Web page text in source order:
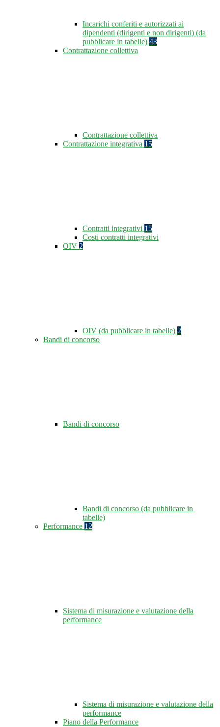
Incarichi conferiti e autorizzati ai
dipendenti (dirigenti e non dirigenti) (da
pubblicare in tabelle) 43
Contrattazione collettiva
Contrattazione collettiva
Contrattazione integrativa 15
Contratti integrativi 15
Costi contratti integrativi
OIV 2
OIV (da pubblicare in tabelle) 2
Bandi di concorso
Bandi di concorso
Bandi di concorso (da pubblicare in
tabelle)
Performance 12
Sistema di misurazione e valutazione della
performance
Sistema di misurazione e valutazione della
performance
Piano della Performance